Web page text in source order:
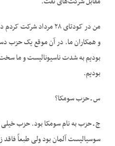
من در کودتای ۲۸ مرداد
و همکاران ما. در آن موقع یک حزب
بودیم به شدت ناسیونالیست و ما سخت
بودیم.
س ـ حزب سومکا؟
ج ـ حزب به نام سومکا بود. حزب خیلی
سوسیالیست آلمان بود ولی طبعاً فاقد